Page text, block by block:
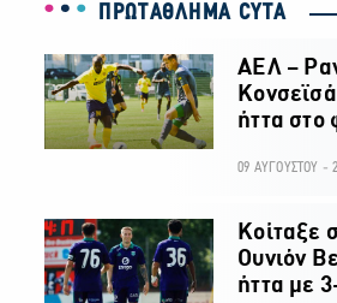
ΠΡΩΤΑΘΛΗΜΑ CYTA
ΑΕΛ –
ήττα στο
09 ΑΥΓΟΥΣΤΟΥ -
Κοίταξε
Ουνιόν
ήττα με